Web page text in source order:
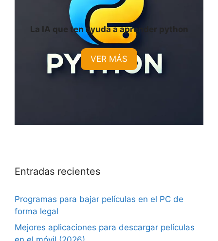
La IA que ten ayuda a aprender python
VER MÁS
Entradas recientes
Programas para bajar películas en el PC de
forma legal
Mejores aplicaciones para descargar películas